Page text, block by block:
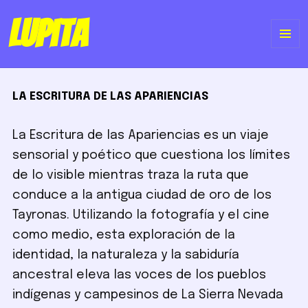
Lupita
LA ESCRITURA DE LAS APARIENCIAS
La Escritura de las Apariencias es un viaje
sensorial y poético que cuestiona los límites
de lo visible mientras traza la ruta que
conduce a la antigua ciudad de oro de los
Tayronas. Utilizando la fotografía y el cine
como medio, esta exploración de la
identidad, la naturaleza y la sabiduría
ancestral eleva las voces de los pueblos
indígenas y campesinos de La Sierra Nevada